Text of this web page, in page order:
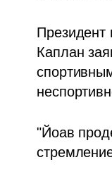
Президент
Каплан
"Йоав